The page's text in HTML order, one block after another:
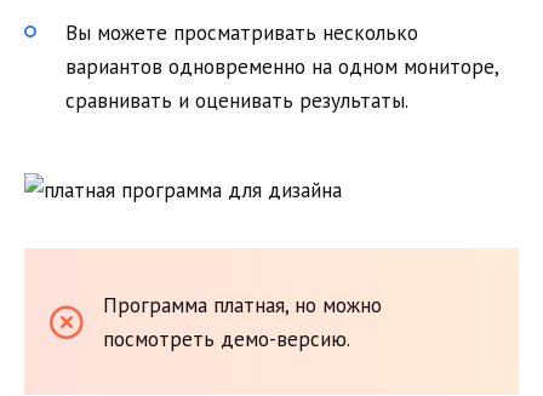
Вы можете просматривать несколько
вариантов одновременно на одном мониторе,
сравнивать и оценивать результаты.
Программа платная, но можно
посмотреть демо-версию.